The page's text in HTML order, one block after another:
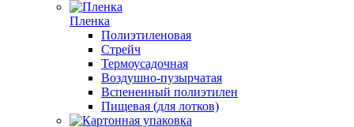
Пленка
Полиэтиленовая
Стрейч
Термоусадочная
Воздушно-пузырчатая
Вспененный полиэтилен
Пищевая (для лотков)